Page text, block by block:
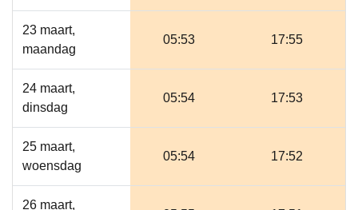
23 maart,
maandag
05:53 17:55
24 maart,
dinsdag
05:54 17:53
25 maart,
woensdag
05:54 17:52
26 maart,